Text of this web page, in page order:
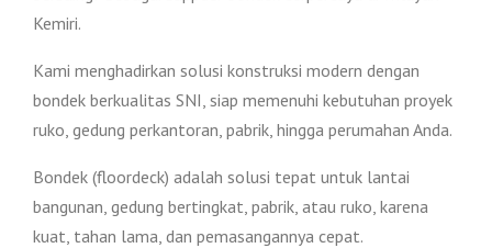
Kemiri.
Kami menghadirkan solusi konstruksi modern dengan
bondek berkualitas SNI, siap memenuhi kebutuhan proyek
ruko, gedung perkantoran, pabrik, hingga perumahan Anda.
Bondek (floordeck) adalah solusi tepat untuk lantai
bangunan, gedung bertingkat, pabrik, atau ruko, karena
kuat, tahan lama, dan pemasangannya cepat.